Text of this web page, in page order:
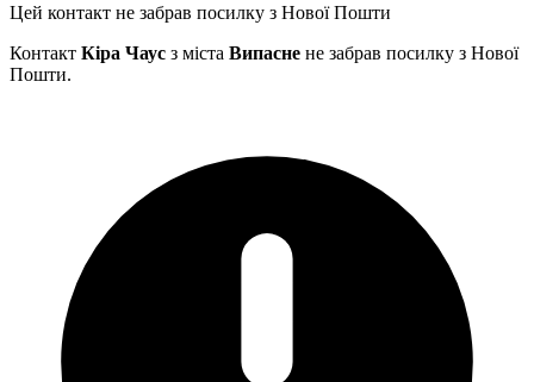
Цей контакт не забрав посилку з Нової Пошти
Контакт Кіра Чаус з міста Випасне не забрав посилку з Нової
Пошти.